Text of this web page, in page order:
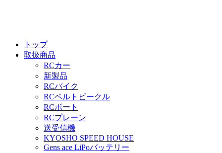
トップ
取扱商品
RCカー
新製品
RCバイク
RCベルトビークル
RCボート
RCプレーン
送受信機
KYOSHO SPEED HOUSE
Gens ace LiPoバッテリー